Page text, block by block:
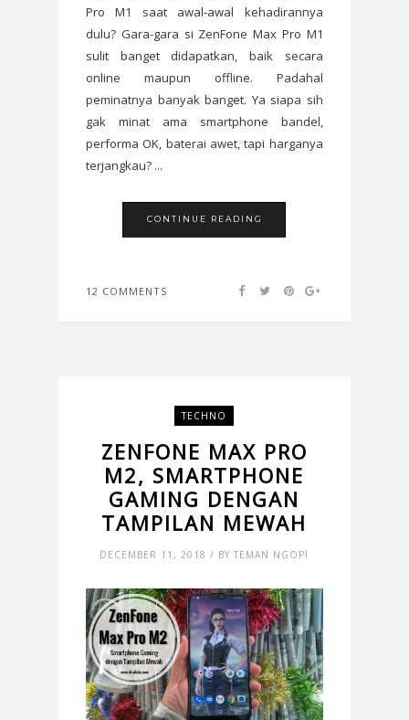
Pro M1 saat awal-awal kehadirannya
dulu? Gara-gara si ZenFone Max Pro M1
sulit banget didapatkan, baik secara
online maupun offline. Padahal
peminatnya banyak banget. Ya siapa sih
gak minat ama smartphone bandel,
performa OK, baterai awet, tapi harganya
terjangkau? ...
CONTINUE READING
12 COMMENTS
TECHNO
ZENFONE MAX PRO
M2, SMARTPHONE
GAMING DENGAN
TAMPILAN MEWAH
DECEMBER 11, 2018 / BY TEMAN NGOPI